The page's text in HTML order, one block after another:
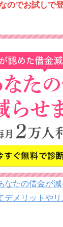
のでお試しで
なたの借金が
デメリットや